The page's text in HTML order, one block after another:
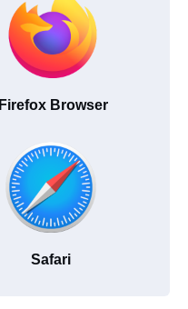
Firefox Browser
Safari